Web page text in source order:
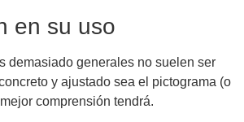
en su uso
demasiado generales no suelen ser
y ajustado sea el pictograma (o
comprensión tendrá.